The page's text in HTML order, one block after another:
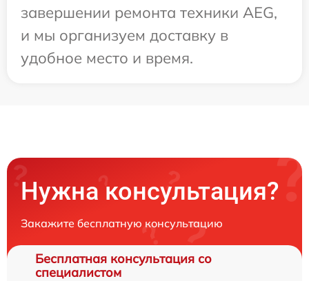
завершении ремонта техники AEG,
и мы организуем доставку в
удобное место и время.
Нужна консультация?
Закажите бесплатную консультацию
Бесплатная консультация со
специалистом